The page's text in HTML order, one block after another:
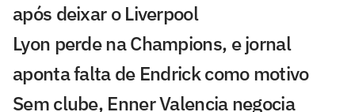
após deixar o Liverpool
Lyon perde na Champions, e jornal
aponta falta de Endrick como motivo
Sem clube, Enner Valencia negocia